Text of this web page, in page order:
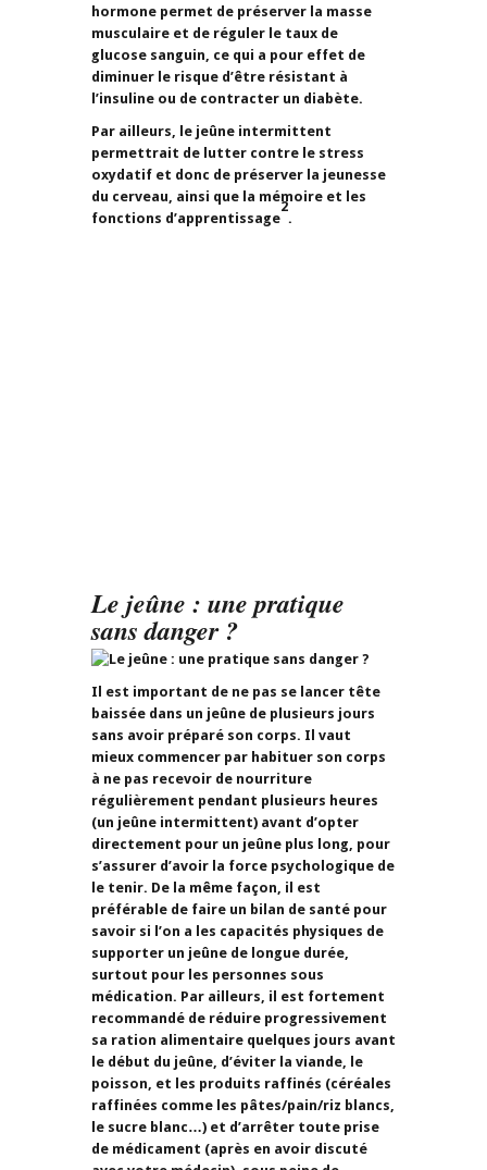
hormone permet de préserver la masse
musculaire et de réguler le taux de
glucose sanguin, ce qui a pour effet de
diminuer le risque d’être résistant à
l’insuline ou de contracter un diabète.
Par ailleurs, le jeûne intermittent
permettrait de lutter contre le stress
oxydatif et donc de préserver la jeunesse
du cerveau, ainsi que la mémoire et les
fonctions d’apprentissage
2
.
Le jeûne : une pratique
sans danger ?
Il est important de ne pas se lancer tête
baissée dans un jeûne de plusieurs jours
sans avoir préparé son corps. Il vaut
mieux commencer par habituer son corps
à ne pas recevoir de nourriture
régulièrement pendant plusieurs heures
(un jeûne intermittent) avant d’opter
directement pour un jeûne plus long, pour
s’assurer d’avoir la force psychologique de
le tenir. De la même façon, il est
préférable de faire un bilan de santé pour
savoir si l’on a les capacités physiques de
supporter un jeûne de longue durée,
surtout pour les personnes sous
médication. Par ailleurs, il est fortement
recommandé de réduire progressivement
sa ration alimentaire quelques jours avant
le début du jeûne, d’éviter la viande, le
poisson, et les produits raffinés (céréales
raffinées comme les pâtes/pain/riz blancs,
le sucre blanc…) et d’arrêter toute prise
de médicament (après en avoir discuté